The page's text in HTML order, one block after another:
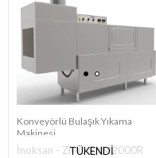
TÜKENDI
Konveyörlü Bulaşık Yıkama
Makinesi
İnoksan - ZMO BYM2000R